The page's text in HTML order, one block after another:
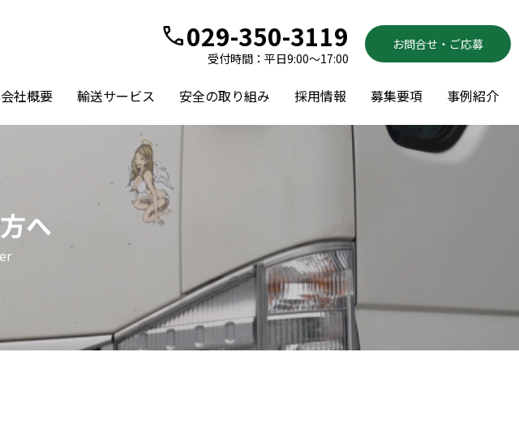
会社概要 輸送サービス 安全の取り組み 採用情報 募集要項 事例紹介
call029-350-3119
受付時間：平日9:00～17:00
お問合せ・ご応募
へ